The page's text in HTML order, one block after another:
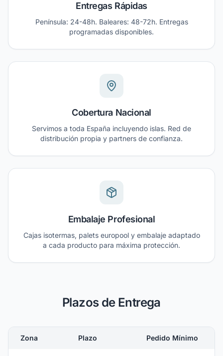
Entregas Rápidas
Península: 24-48h. Baleares: 48-72h. Entregas
programadas disponibles.
Cobertura Nacional
Servimos a toda España incluyendo islas. Red de
distribución propia y partners de confianza.
Embalaje Profesional
Cajas isotermas, palets europool y embalaje adaptado
a cada producto para máxima protección.
Plazos de Entrega
Zona Plazo Pedido Mínimo